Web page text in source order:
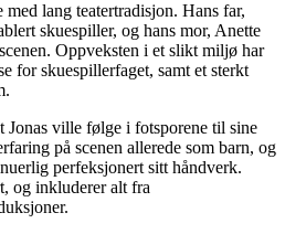
lang teatertradisjon. Hans far,
skuespiller, og hans mor, Anette
Oppveksten i et slikt miljø har
for skuespillerfaget, samt et sterkt
Jonas ville følge i fotsporene til sine
på scenen allerede som barn, og
perfeksjonert sitt håndverk.
og inkluderer alt fra